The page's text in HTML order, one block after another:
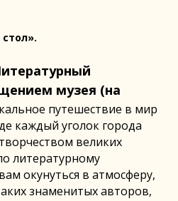
музея (на
путешествие в мир
каждый уголок города
великих
литературному
окунуться в атмосферу,
знаменитых авторов,